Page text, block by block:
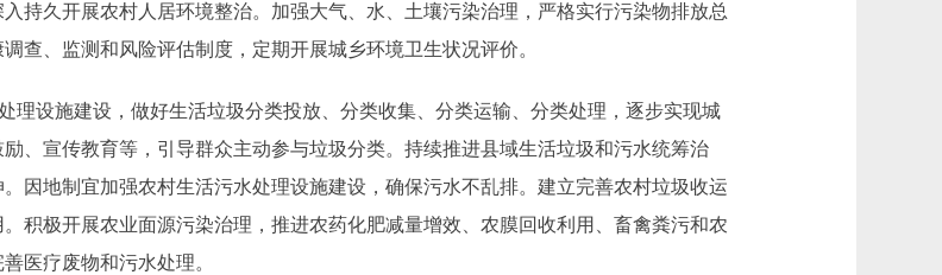
持久开展农村人居环境整治。加强大气、水、土壤污染治理，严格实行污染物排放总
查、监测和风险评估制度，定期开展城乡环境卫生状况评价。
设施建设，做好生活垃圾分类投放、分类收集、分类运输、分类处理，逐步实现城
、宣传教育等，引导群众主动参与垃圾分类。持续推进县域生活垃圾和污水统筹治
因地制宜加强农村生活污水处理设施建设，确保污水不乱排。建立完善农村垃圾收运
积极开展农业面源污染治理，推进农药化肥减量增效、农膜回收利用、畜禽粪污和农
医疗废物和污水处理。